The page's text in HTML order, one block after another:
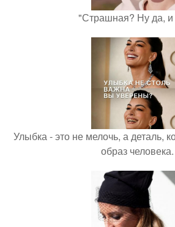
"Страшная? Ну да, и
Улыбка - это не мелочь, а деталь,
образ человека.